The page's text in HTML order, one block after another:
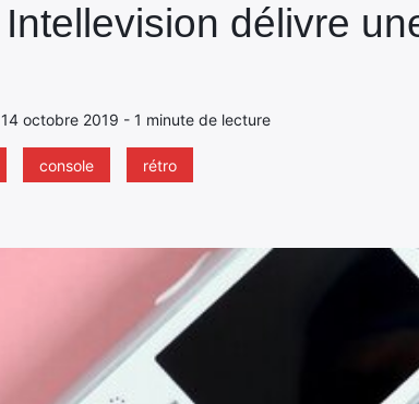
Intellevision délivre
octobre 2019 - 1 minute de lecture
console rétro